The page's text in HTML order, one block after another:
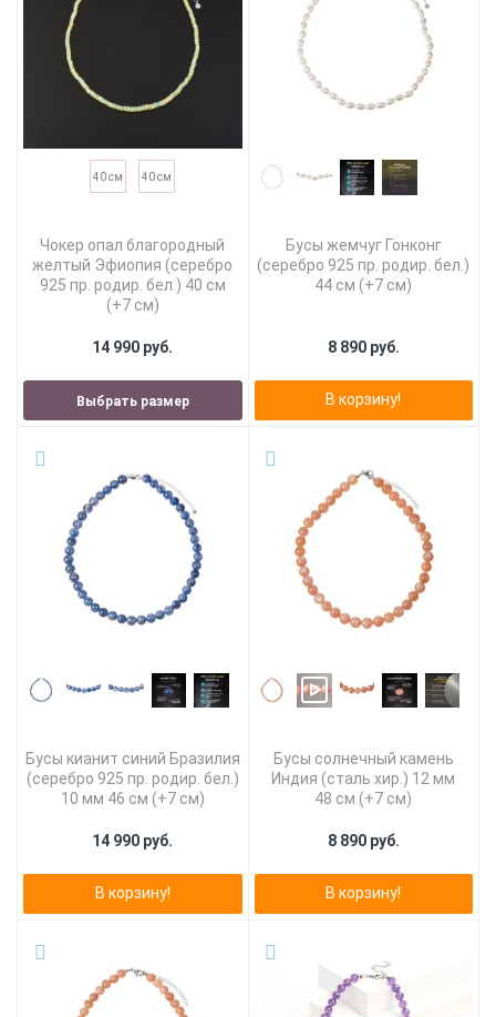
40 см 40 см
Чокер опал благородный
желтый Эфиопия (серебро
925 пр. родир. бел.) 40 см
(+7 см)
14 990 руб.
Выбрать размер
Бусы жемчуг Гонконг
(серебро 925 пр. родир. бел.)
44 см (+7 см)
8 890 руб.
В корзину!
Бусы кианит синий Бразилия
(серебро 925 пр. родир. бел.)
10 мм 46 см (+7 см)
14 990 руб.
В корзину!
Бусы солнечный камень
Индия (сталь хир.) 12 мм
48 см (+7 см)
8 890 руб.
В корзину!